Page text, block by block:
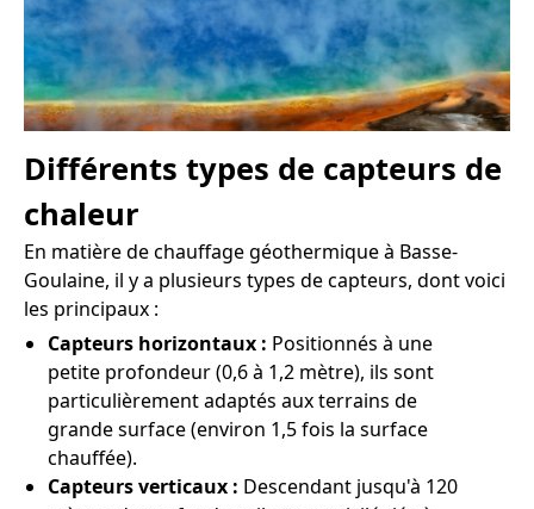
Différents types de capteurs de
chaleur
En matière de chauffage géothermique à Basse-
Goulaine, il y a plusieurs types de capteurs, dont voici
les principaux :
Capteurs horizontaux : Positionnés à une
petite profondeur (0,6 à 1,2 mètre), ils sont
particulièrement adaptés aux terrains de
grande surface (environ 1,5 fois la surface
chauffée).
Capteurs verticaux : Descendant jusqu'à 120